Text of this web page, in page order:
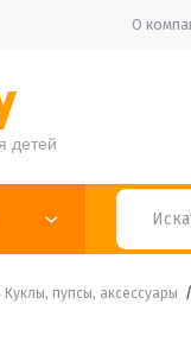
О
детей
Куклы, пупсы, аксессуары